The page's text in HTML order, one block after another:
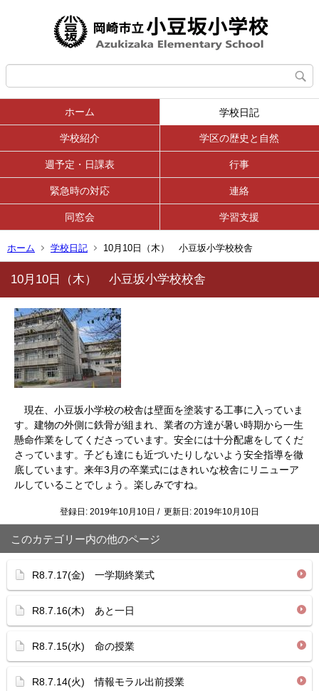
ホーム 学校日記
学校紹介 学区の歴史と自然
週予定・日課表 行事
緊急時の対応 連絡
同窓会 学習支援
ホーム 学校日記 10月10日（木） 小豆坂小学校校舎
10月10日（木） 小豆坂小学校校舎
現在、小豆坂小学校の校舎は壁面を塗装する工事に入っていま
す。建物の外側に鉄骨が組まれ、業者の方達が暑い時期から一生
懸命作業をしてくださっています。安全には十分配慮をしてくだ
さっています。子ども達にも近づいたりしないよう安全指導を徹
底しています。来年3月の卒業式にはきれいな校舎にリニューア
ルしていることでしょう。楽しみですね。
登録日: 2019年10月10日 / 更新日: 2019年10月10日
このカテゴリー内の他のページ
R8.7.17(金) 一学期終業式
R8.7.16(木) あと一日
R8.7.15(水) 命の授業
R8.7.14(火) 情報モラル出前授業